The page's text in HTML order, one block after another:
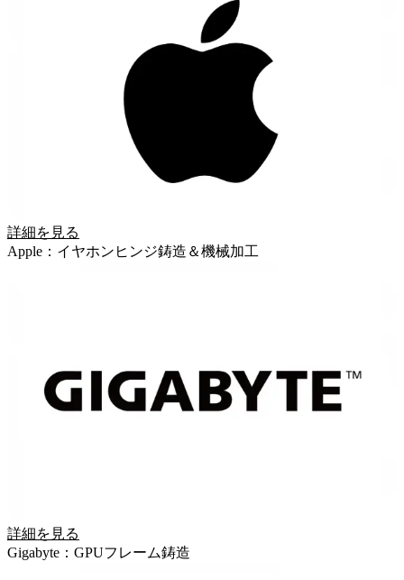
詳細を見る
Apple：イヤホンヒンジ鋳造＆機械加工
詳細を見る
Gigabyte：GPUフレーム鋳造